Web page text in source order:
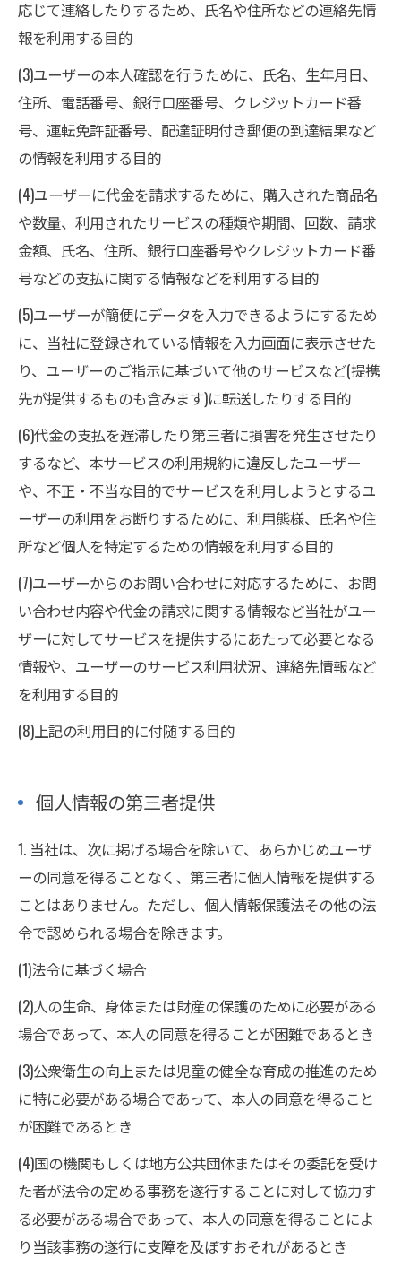
応じて連絡したりするため、氏名や住所などの連絡先情
報を利用する目的
(3)ユーザーの本人確認を行うために、氏名、生年月日、
住所、電話番号、銀行口座番号、クレジットカード番
号、運転免許証番号、配達証明付き郵便の到達結果など
の情報を利用する目的
(4)ユーザーに代金を請求するために、購入された商品名
や数量、利用されたサービスの種類や期間、回数、請求
金額、氏名、住所、銀行口座番号やクレジットカード番
号などの支払に関する情報などを利用する目的
(5)ユーザーが簡便にデータを入力できるようにするため
に、当社に登録されている情報を入力画面に表示させた
り、ユーザーのご指示に基づいて他のサービスなど(提携
先が提供するものも含みます)に転送したりする目的
(6)代金の支払を遅滞したり第三者に損害を発生させたり
するなど、本サービスの利用規約に違反したユーザー
や、不正・不当な目的でサービスを利用しようとするユ
ーザーの利用をお断りするために、利用態様、氏名や住
所など個人を特定するための情報を利用する目的
(7)ユーザーからのお問い合わせに対応するために、お問
い合わせ内容や代金の請求に関する情報など当社がユー
ザーに対してサービスを提供するにあたって必要となる
情報や、ユーザーのサービス利用状況、連絡先情報など
を利用する目的
(8)上記の利用目的に付随する目的
個人情報の第三者提供
1. 当社は、次に掲げる場合を除いて、あらかじめユーザ
ーの同意を得ることなく、第三者に個人情報を提供する
ことはありません。ただし、個人情報保護法その他の法
令で認められる場合を除きます。
(1)法令に基づく場合
(2)人の生命、身体または財産の保護のために必要がある
場合であって、本人の同意を得ることが困難であるとき
(3)公衆衛生の向上または児童の健全な育成の推進のため
に特に必要がある場合であって、本人の同意を得ること
が困難であるとき
(4)国の機関もしくは地方公共団体またはその委託を受け
た者が法令の定める事務を遂行することに対して協力す
る必要がある場合であって、本人の同意を得ることによ
り当該事務の遂行に支障を及ぼすおそれがあるとき